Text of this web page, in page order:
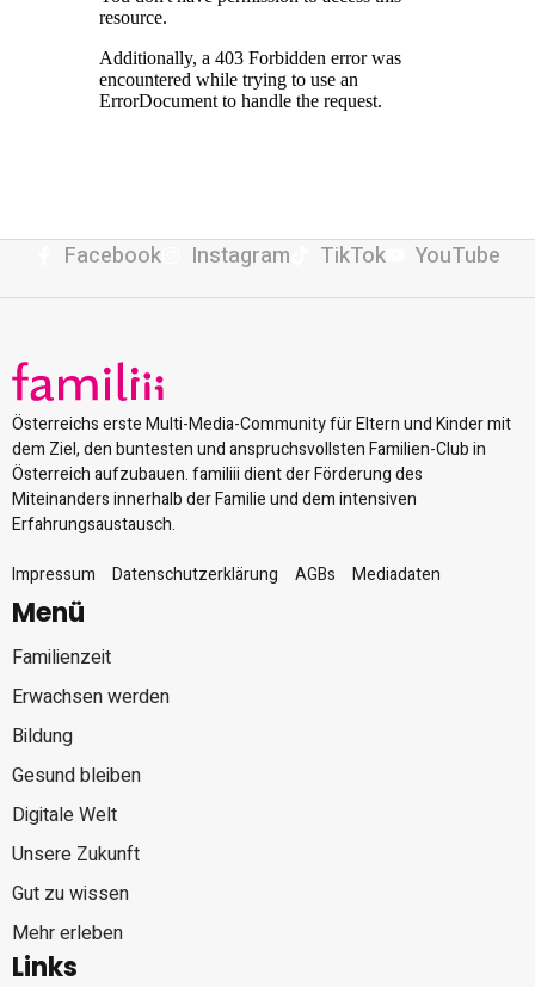
Facebook Instagram TikTok YouTube
Österreichs erste Multi-Media-Community für Eltern und Kinder mit
dem Ziel, den buntesten und anspruchsvollsten Familien-Club in
Österreich aufzubauen. familiii dient der Förderung des
Miteinanders innerhalb der Familie und dem intensiven
Erfahrungsaustausch.
Impressum
Datenschutzerklärung AGBs Mediadaten
Menü
Familienzeit
Erwachsen werden
Bildung
Gesund bleiben
Digitale Welt
Unsere Zukunft
Gut zu wissen
Mehr erleben
Links